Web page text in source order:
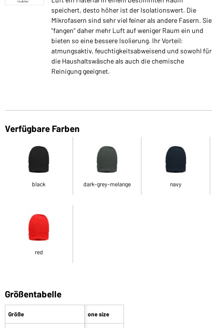
speichert, desto höher ist der Isolationswert. Die
Mikrofasern sind sehr viel feiner als andere Fasern. Sie
"fangen" daher mehr Luft auf weniger Raum ein und
bieten so eine bessere Isolierung. Ihr Vorteil:
atmungsaktiv, feuchtigkeitsabweisend und sowohl für
die Haushaltswäsche als auch die chemische
Reinigung geeignet.
Verfügbare Farben
black dark-grey-melange navy
red
Größentabelle
Größe one size